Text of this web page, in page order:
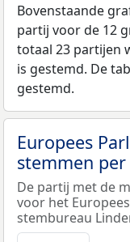
Bovenstaande
partij voor de 12
totaal 23 partijen
is gestemd. De
gestemd.
Europees
stemmen
De partij met de
voor het
stembureau